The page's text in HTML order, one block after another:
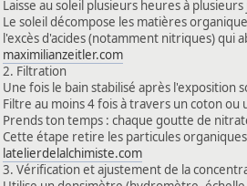
Laisse au soleil plusieurs heures à
Le soleil décompose les matières
l'excès d'acides (notamment nitriques) qui
maximilianzeitler.com
2. Filtration
Une fois le bain stabilisé après l'exposition
Filtre au moins 4 fois à travers un coton
Prends ton temps : chaque goutte de
Cette étape retire les particules
latelierdelalchimiste.com
3. Vérification et ajustement de la